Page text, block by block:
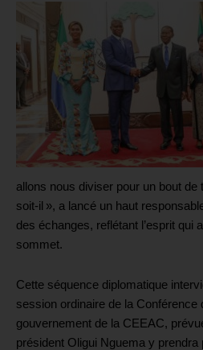
allons nous diviser pour un bout
soit-il », a lancé un haut
des échanges, reflétant l’esprit qui
sommet.
Cette séquence diplomatique
session ordinaire de la Conférence
gouvernement de la CEEAC,
président Oligui Nguema y